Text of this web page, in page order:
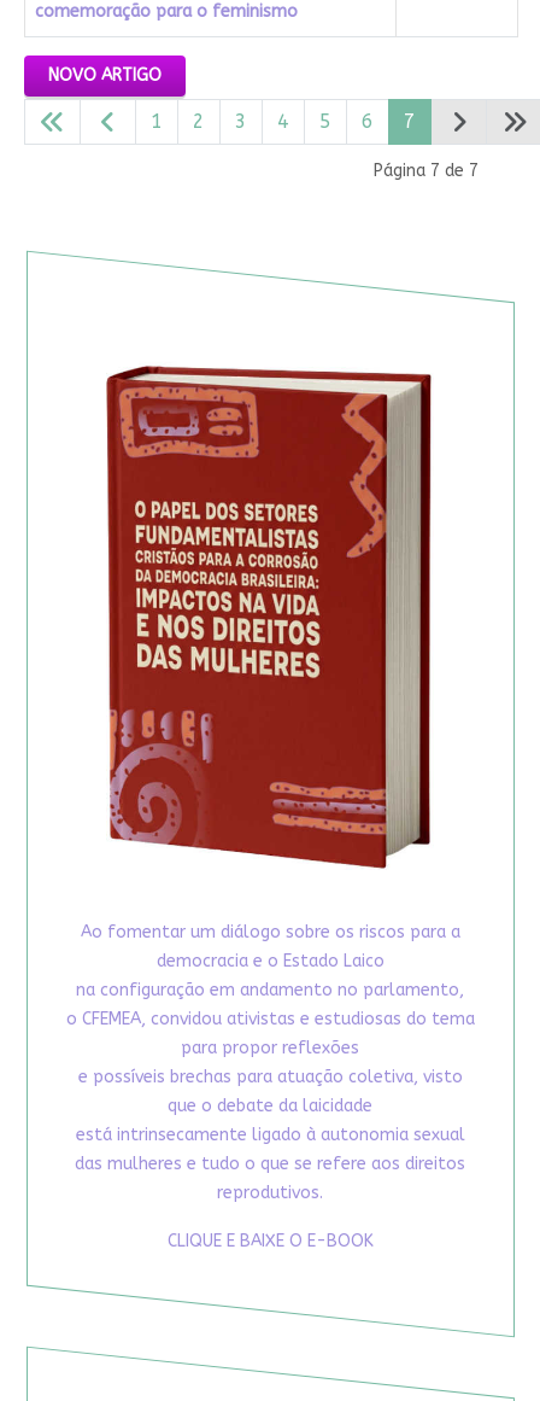
comemoração para o feminismo
NOVO ARTIGO
Página 7 de 7
1 2 3 4 5 6 7
Ao fomentar um diálogo sobre os riscos para a
democracia e o Estado Laico
na configuração em andamento no parlamento,
o CFEMEA, convidou ativistas e estudiosas do tema
para propor reflexões
e possíveis brechas para atuação coletiva, visto
que o debate da laicidade
está intrinsecamente ligado à autonomia sexual
das mulheres e tudo o que se refere aos direitos
reprodutivos.
CLIQUE E BAIXE O E-BOOK